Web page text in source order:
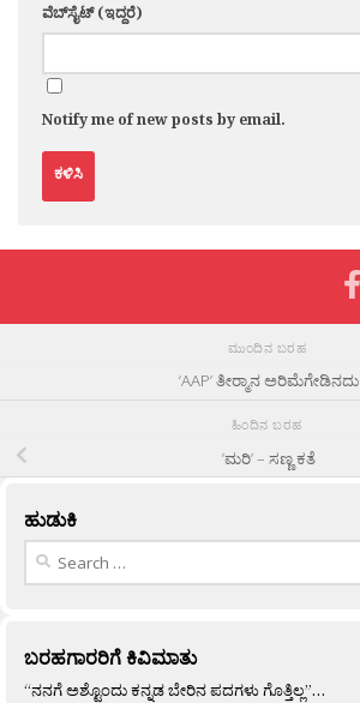
ವೆಬ್‌ಸೈಟ್ (ಇದ್ದರೆ)
Notify me of new posts by email.
ಮುಂದಿನ ಬರಹ
‘AAP’ ತೀರ‍್ಮಾನ ಅರಿಮೆಗೇಡಿನದು
ಹಿಂದಿನ ಬರಹ
’ಮರಿ’ – ಸಣ್ಣ ಕತೆ
ಹುಡುಕಿ
Search
ಬರಹಗಾರರಿಗೆ ಕಿವಿಮಾತು
“ನನಗೆ ಅಶ್ಟೊಂದು ಕನ್ನಡ ಬೇರಿನ ಪದಗಳು ಗೊತ್ತಿಲ್ಲ”…